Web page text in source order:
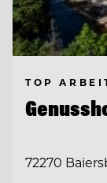
TOP
72270